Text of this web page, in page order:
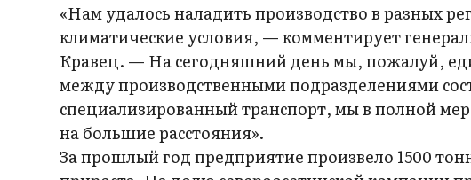
«Нам удалось наладить производство в разных
климатические условия, — комментирует
Кравец. — На сегодняшний день мы, пожалуй,
между производственными подразделениями
специализированный транспорт, мы в полной
на большие расстояния».
За прошлый год предприятие произвело 1500